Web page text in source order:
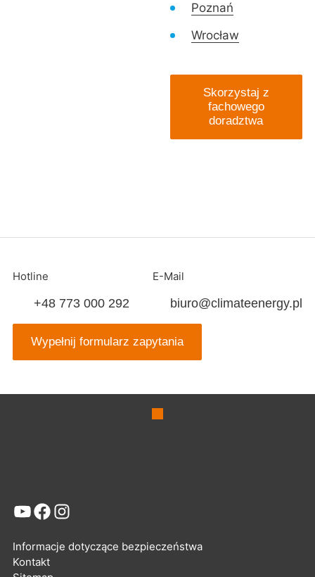
Poznań
Wrocław
Skorzystaj z
fachowego
doradztwa
Hotline
+48 773 000 292
E-Mail
biuro@climateenergy.pl
Wypełnij formularz zapytania
YouTube
Facebook
Instagram
Informacje dotyczące bezpieczeństwa
Kontakt